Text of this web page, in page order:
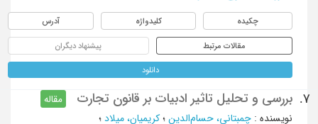
چکیده کلیدواژه آدرس
مقالات مرتبط پیشنهاد دیگران
دانلود
7. بررسی و تحلیل تاثیر ادبیات بر قانون تجارت
مقاله
نویسنده: چمبتانی، حسام‌الدین؛ کریمیان، میلاد؛